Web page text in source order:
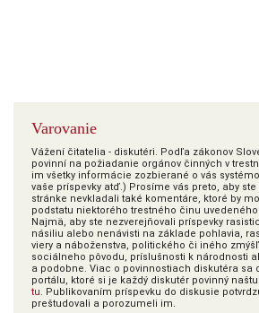
Varovanie
Vážení čitatelia - diskutéri. Podľa zákonov
povinní na požiadanie orgánov činných v
im všetky informácie zozbierané o vás
vaše príspevky atď.) Prosíme vás preto, aby
stránke nevkladali také komentáre, ktoré by
podstatu niektorého trestného činu
Najmä, aby ste nezverejňovali príspevky
násiliu alebo nenávisti na základe pohlavia,
viery a náboženstva, politického či iného
sociálneho pôvodu, príslušnosti k národnosti
a podobne. Viac o povinnostiach diskutéra sa
portálu, ktoré si je každý diskutér povinný
tu. Publikovaním príspevku do diskusie
preštudovali a porozumeli im.